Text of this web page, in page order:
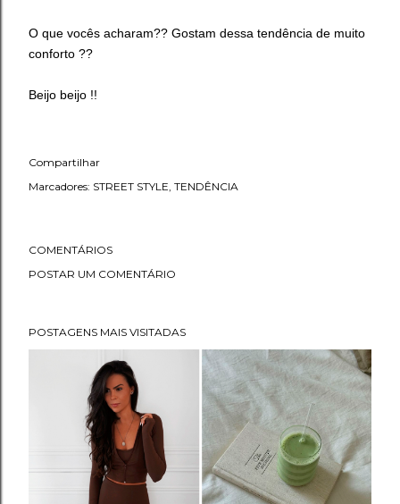
O que vocês acharam?? Gostam dessa tendência de muito
conforto ??
Beijo beijo !!
Compartilhar
Marcadores: STREET STYLE TENDÊNCIA
COMENTÁRIOS
POSTAR UM COMENTÁRIO
POSTAGENS MAIS VISITADAS